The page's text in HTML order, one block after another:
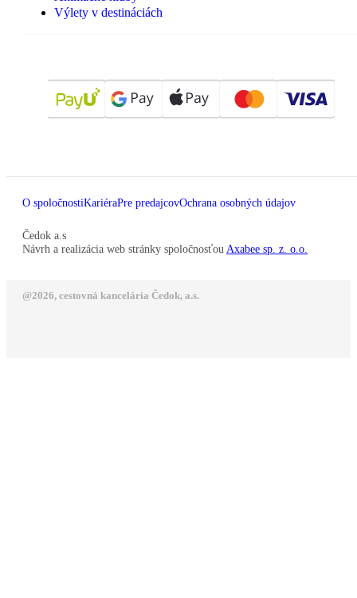
Výlety v destináciách
O spoločnostiKariéraPre predajcovOchrana osobných údajov
Čedok a.s
Návrh a realizácia web stránky spoločnosťou Axabee sp. z. o.o.
@2026, cestovná kancelária Čedok, a.s.